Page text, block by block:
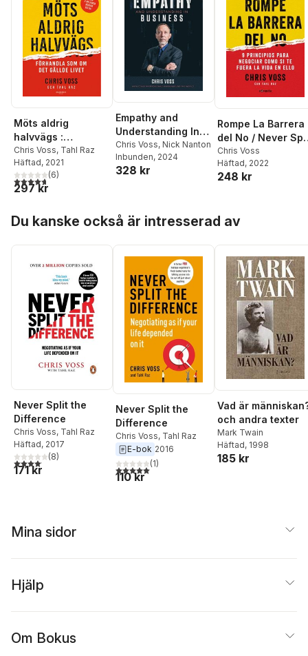
Möts aldrig
halvvägs :
förhandla som om
det gällde livet
Chris Voss, Tahl Raz
Häftad, 2021
4,7utav 5 stjärnor. Totalt antal röster:
(6)
297 kr
Empathy and
Understanding In
Business
Chris Voss, Nick Nanton
Inbunden, 2024
328 kr
Rompe La Barrera
del No / Never
the Difference
Chris Voss
Häftad, 2022
248 kr
Du kanske också är intresserad av
Never Split the
Difference
Chris Voss, Tahl Raz
Häftad, 2017
4,1utav 5 stjärnor. Totalt antal röster:
(8)
171 kr
Never Split the
Difference
Chris Voss, Tahl Raz
E-bok 2016
5,0utav 5 stjärnor. Totalt antal röster:
(1)
110 kr
Vad är
och andra texter
Mark Twain
Häftad, 1998
185 kr
Mina sidor
Hjälp
Om Bokus